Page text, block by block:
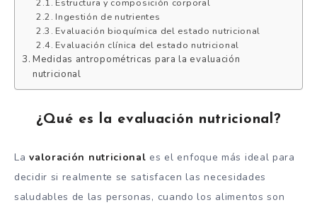
Estructura y composición corporal
Ingestión de nutrientes
Evaluación bioquímica del estado nutricional
Evaluación clínica del estado nutricional
Medidas antropométricas para la evaluación
nutricional
¿Qué es la evaluación nutricional?
Lavaloración nutricional es el enfoque más ideal para
decidir si realmente se satisfacen las necesidades
saludables de las personas, cuando los alimentos son